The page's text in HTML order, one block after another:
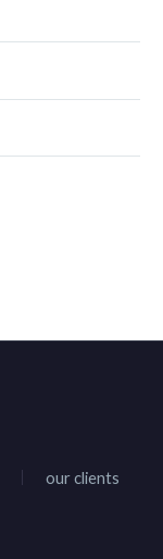
our clients